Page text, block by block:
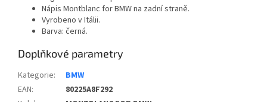
Nápis Montblanc for BMW na zadní straně.
Vyrobeno v Itálii.
Barva: černá.
Doplňkové parametry
Kategorie:
BMW
EAN:
80225A8F292